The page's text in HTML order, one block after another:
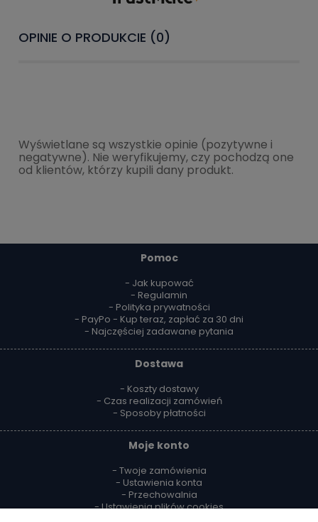
OPINIE O PRODUKCIE (0)
Wyświetlane są wszystkie opinie (pozytywne i
negatywne). Nie weryfikujemy, czy pochodzą one
od klientów, którzy kupili dany produkt.
Pomoc
- Jak kupować
- Regulamin
- Polityka prywatności
- PayPo - Kup teraz, zapłać za 30 dni
- Najczęściej zadawane pytania
Dostawa
- Koszty dostawy
- Czas realizacji zamówień
- Sposoby płatności
Moje konto
- Twoje zamówienia
- Ustawienia konta
- Przechowalnia
- Ustawienia plików cookies